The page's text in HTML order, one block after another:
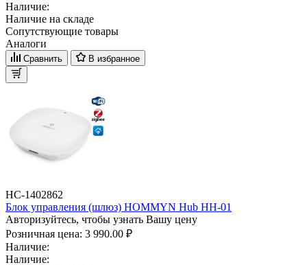
Наличие:
Наличие на складе
Сопутствующие товары
Аналоги
Сравнить В избранное
НС-1402862
Блок управления (шлюз) HOMMYN Hub HH-01
Авторизуйтесь, чтобы узнать Вашу цену
Розничная цена: 3 990.00 ₽
Наличие:
Наличие: